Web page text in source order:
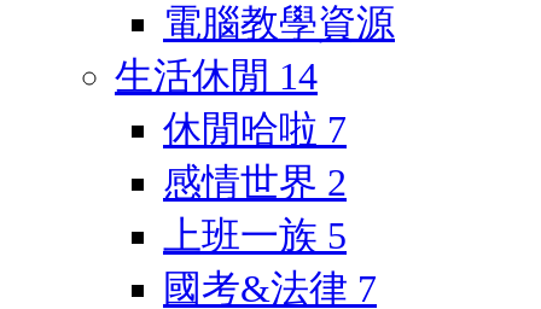
電腦教學資源
生活休閒 14
休閒哈啦 7
感情世界 2
上班一族 5
國考&法律 7